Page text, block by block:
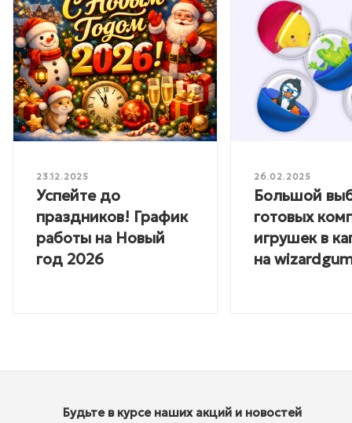
23.12.2025
Успейте до
праздников! График
работы на Новый
год 2026
26.02.2025
Большой
готовых
игрушек в
на
Будьте в курсе наших акций и новостей